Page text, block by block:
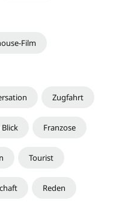
Film
Zugfahrt
Franzose
Tourist
Reden